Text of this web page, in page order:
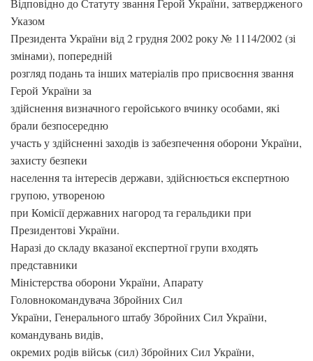
Відповідно до Статуту звання Герой України, затвердженого
Указом
Президента України від 2 грудня 2002 року № 1114/2002 (зі
змінами), попередній
розгляд подань та інших матеріалів про присвоєння звання
Герой України за
здійснення визначного геройського вчинку особами, які
брали безпосередню
участь у здійсненні заходів із забезпечення оборони України,
захисту безпеки
населення та інтересів держави, здійснюється експертною
групою, утвореною
при Комісії державних нагород та геральдики при
Президентові України.
Наразі до складу вказаної експертної групи входять
представники
Міністерства оборони України, Апарату
Головнокомандувача Збройних Сил
України, Генерального штабу Збройних Сил України,
командувань видів,
окремих родів військ (сил) Збройних Сил України,